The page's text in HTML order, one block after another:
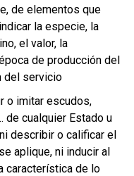
de elementos que
la especie, la
el valor, la
de producción del
del servicio
o ­imitar escudos,
cualquier Estado u
describir o calificar el
aplique, ni inducir al
característica de lo